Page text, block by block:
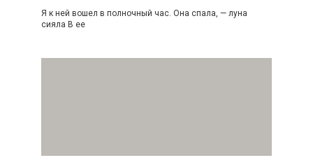
Я к ней вошел в полночный час. Она спала, — луна
сияла В ее